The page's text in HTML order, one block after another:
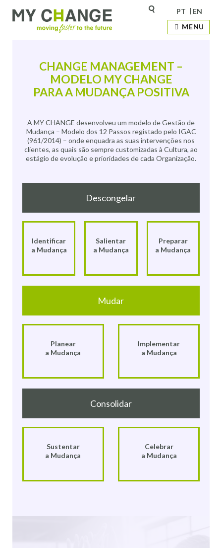
MENU
PT EN
CHANGE MANAGEMENT –
MODELO MY CHANGE
PARA A MUDANÇA POSITIVA
A MY CHANGE desenvolveu um modelo de Gestão de
Mudança – Modelo dos 12 Passos registado pelo IGAC
(961/2014) – onde enquadra as suas intervenções nos
clientes, as quais são sempre customizadas à Cultura, ao
estágio de evolução e prioridades de cada Organização.
Descongelar
Identificar
a Mudança
Salientar
a Mudança
Preparar
a Mudança
Mudar
Planear
a Mudança
Implementar
a Mudança
Consolidar
Sustentar
a Mudança
Celebrar
a Mudança